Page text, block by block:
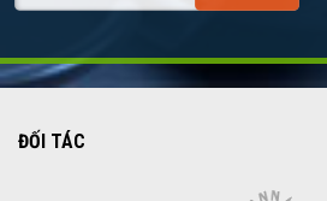
ĐỐI TÁC